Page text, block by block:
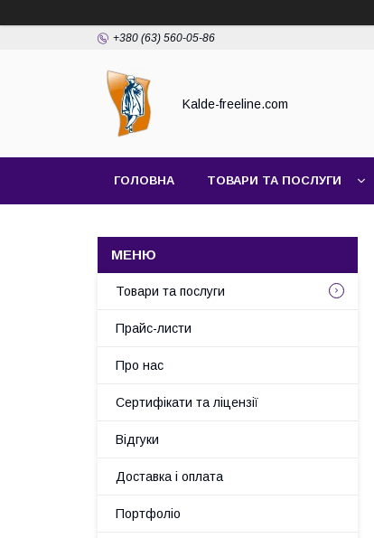
+380 (63) 560-05-86
Kalde-freeline.com
ГОЛОВНА ТОВАРИ ТА ПОСЛУГИ
Товари та послуги
Прайс-листи
Про нас
Сертифікати та ліцензії
Відгуки
Доставка і оплата
Портфоліо